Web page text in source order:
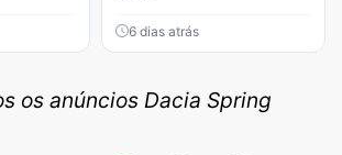
6 dias atrás
os anúncios Dacia Spring